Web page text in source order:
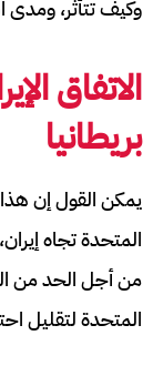
وكيف تتأثر، ومدى
الاتفاق
بريطانيا
يمكن القول إن هذا
المتحدة تجاه
من أجل الحد من
المتحدة لتقليل